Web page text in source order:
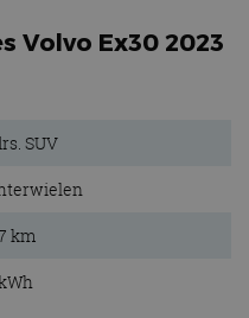
Volvo Ex30 2023
SUV
km